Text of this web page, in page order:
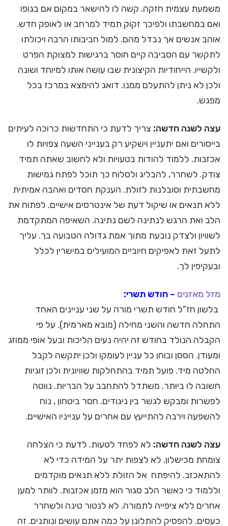
משמעת עצמית חזקה. קשה לו להישאר במקום אם בגופו
ואם במחשבתו ולפיכך זקוק תמיד למרחב או לאופק חדש.
אוהב אנשים אך נבדל מהם. למול חביבותו הרבה ויכולתו
לתקשר עם הסביבה קיים חוסר ברגישות למצוקת הפרט
ולקשייו. הייחודיות הקיצונית שבו עושה אותו למיוחד ושונה
ולכן לא ניתן להתעלם ממנו. דואג להימצא במרכז בכל
מפגש.
עצה לשנה חדשה: צריך לדעת כי התחדשות כרוכה לעיתים
בייסורים ואם יתעניין וישקיע רק בענייני השעה צפויות לו
אכזבות. ללמוד להודות בטעויות ולא לחשוב שאתה תמיד
צודק. לשחרר, להבליג ולסלוח כך תוכל לפתח גמישות
מחשבתית וסובלנות לזולת. הענקת חסדים ואהבה אמיתית
ללא תנאים או שיקול דעת של אינטרסים אישיים. לפתוח את
הלב ואת הרגש לנתינה לשם נתינה. השאיפה המתקדמת
לשוויון ולצדק נובעת מתוך אמת גדולה הטבועה בך. עליך
לתעל זאת לאפיקים חיוביים המועילים במישרין לכלל
ובעקיפין לך.
מזל מאזנים – חודש תשרי:
בלשון חז"ל חודש תשרי מורה על שני עניינים האחד
התחלה חדשה והשני מחילה (מובא מארמית). על פי
הקבלה הנולד בחודש זה יהיה נעים הליכות ובעל אופי ממוזג
ומעודן. הססן ובוחן כל עניין לעומקו ולכן יתקשה לקבל
החלטה מיד. פועל תמיד בהתחלקות שוויונית ולכן זוגיות
חשובה לו ביותר. משתדל להתחבב על הבריות. נווטה
לפשרות ומבקש לגשר בין ניגודים. חסר ביטחון , נוח
להשפעה וירבה להתייעץ עם אחרים על ענייניו האישיים.
עצה לשנה חדשה: לא לפחד לטעות. לדעת כי הצלחה
צומחת מכישלון. לא לצפות יתר על המידה כדי לא
להתאכזב. להיפתח אל הזולת ללא תנאים מוקדמים
וללמוד כי כאשר הלב סגור הוא מזמן אכזבות. לוותר למען
אחרים ללא ציפייה לתמורה. לא לנטור טינה ולשחרר
כעסים. להפסיק להתלונן על כמה אתם עושים ונותנים. זה